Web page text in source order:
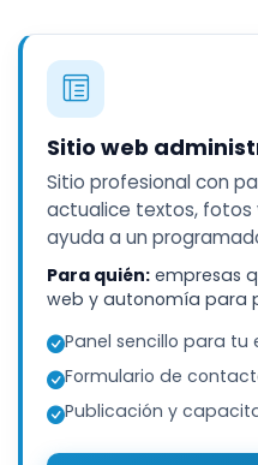
Sitio web
Sitio profesional con
actualice textos, fotos
ayuda a un
Para quién: empresas
web y autonomía para
Panel sencillo para tu
Formulario de
Publicación y